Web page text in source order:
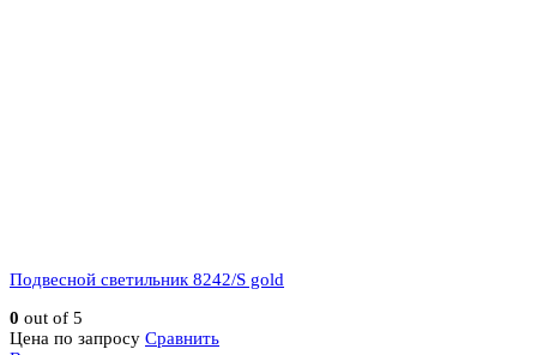
Подвесной светильник 8242/S gold
0 out of 5
Цена по запросу Сравнить